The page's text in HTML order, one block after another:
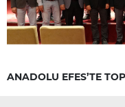
ANADOLU EFES’TE